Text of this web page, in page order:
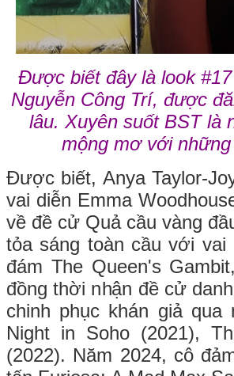
Được biết đây là look
Nguyễn Công Trí, được
lâu. Xuyên suốt BST là
mộng mơ với
Được biết, Anya Taylor-
vai diễn Emma
về đề cử Quả cầu vàng
tỏa sáng toàn cầu với vai
đám The Queen's
đồng thời nhận đề cử
chinh phục khán giả
Night in Soho (2021),
(2022). Năm 2024, cô